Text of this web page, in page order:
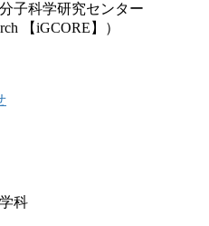
子科学研究センター
【iGCORE】）
科